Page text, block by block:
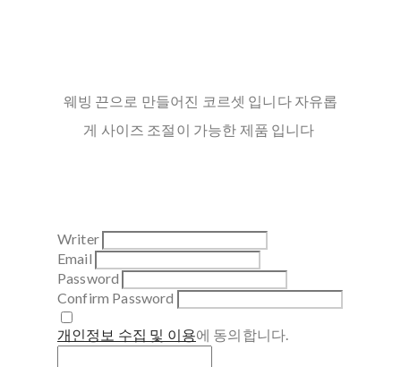
웨빙 끈으로 만들어진 코르셋 입니다 자유롭
게 사이즈 조절이 가능한 제품 입니다
Writer
Email
Password
Confirm Password
개인정보 수집 및 이용에 동의합니다.